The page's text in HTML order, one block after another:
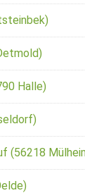
Halle)
(56218